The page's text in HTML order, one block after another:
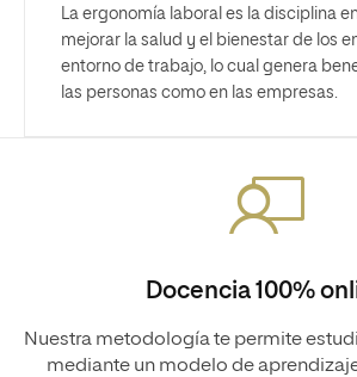
La ergonomía laboral es la disciplina
mejorar la salud y el bienestar de los
entorno de trabajo, lo cual genera
las personas como en las empresas.
Docencia 100%
Nuestra metodología te permite
mediante un modelo de